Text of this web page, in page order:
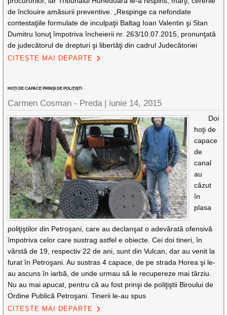
de înclouire amăsurii preventive. „Respinge ca nefondate
contestaţiile formulate de inculpaţii Baltag Ioan Valentin şi Stan
Dumitru Ionuţ împotriva încheierii nr. 263/10.07.2015, pronunţată
de judecătorul de drepturi şi libertăţi din cadrul Judecătoriei
CITEȘTE MAI DEPARTE
HOŢI DE CAPACE PRINŞI DE POLIŢIŞTI
Carmen Cosman - Preda | iunie 14, 2015
Doi
hoţi de
capace
de
canal
au
căzut
în
plasa
poliţiştilor din Petroşani, care au declanşat o adevărată ofensivă
împotriva celor care sustrag astfel e obiecte. Cei doi tineri, în
vârstă de 19, respectiv 22 de ani, sunt din Vulcan, dar au venit la
furat în Petroşani. Au sustras 4 capace, de pe strada Horea şi le-
au ascuns în iarbă, de unde urmau să le recupereze mai târziu.
Nu au mai apucat, pentru că au fost prinşi de poliţiştii Biroului de
Ordine Publică Petroşani. Tinerii le-au spus
CITEȘTE MAI DEPARTE